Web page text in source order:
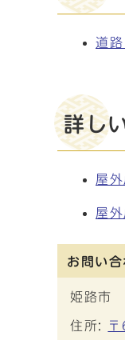
道
詳し
屋
屋
お問い合
姫路市
住所: